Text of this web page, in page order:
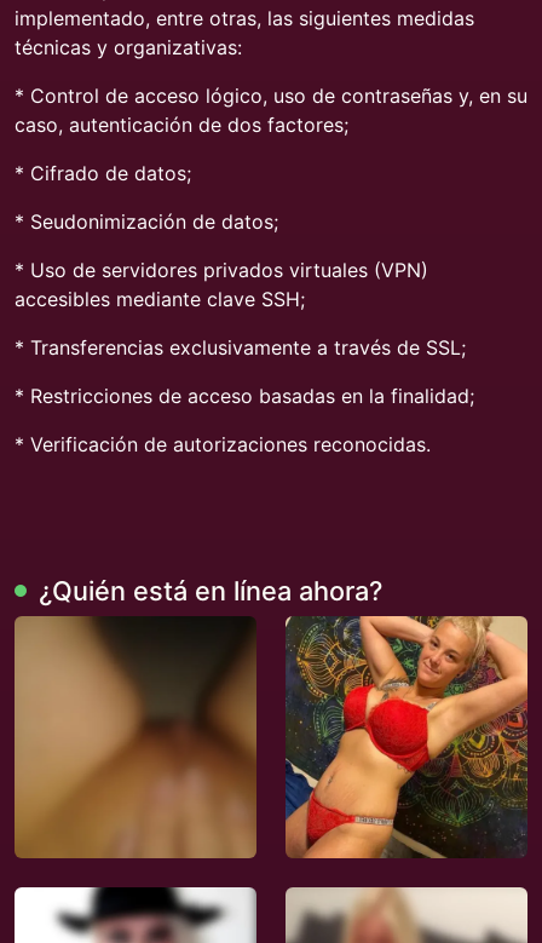
implementado, entre otras, las siguientes medidas
técnicas y organizativas:
* Control de acceso lógico, uso de contraseñas y, en su
caso, autenticación de dos factores;
* Cifrado de datos;
* Seudonimización de datos;
* Uso de servidores privados virtuales (VPN)
accesibles mediante clave SSH;
* Transferencias exclusivamente a través de SSL;
* Restricciones de acceso basadas en la finalidad;
* Verificación de autorizaciones reconocidas.
¿Quién está en línea ahora?